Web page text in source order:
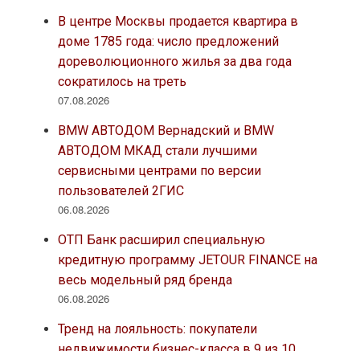
В центре Москвы продается квартира в
доме 1785 года: число предложений
дореволюционного жилья за два года
сократилось на треть
07.08.2026
BMW АВТОДОМ Вернадский и BMW
АВТОДОМ МКАД стали лучшими
сервисными центрами по версии
пользователей 2ГИС
06.08.2026
ОТП Банк расширил специальную
кредитную программу JETOUR FINANCE на
весь модельный ряд бренда
06.08.2026
Тренд на лояльность: покупатели